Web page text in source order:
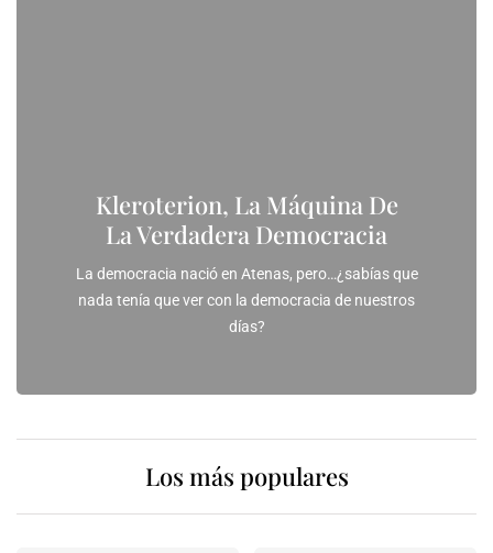
Kleroterion, La Máquina De
La Verdadera Democracia
La democracia nació en Atenas, pero…¿sabías que
nada tenía que ver con la democracia de nuestros
días?
Los más populares